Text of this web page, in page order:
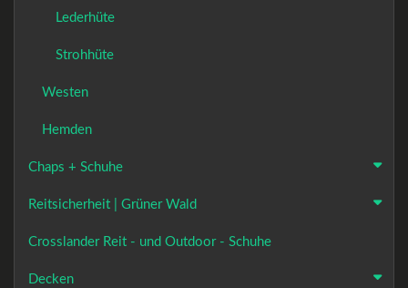
Lederhüte
Strohhüte
Westen
Hemden
Chaps + Schuhe
Reitsicherheit | Grüner Wald
Crosslander Reit - und Outdoor - Schuhe
Decken